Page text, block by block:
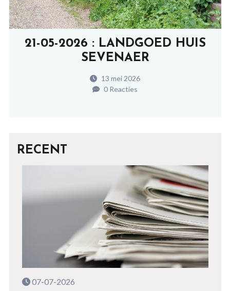
21-05-2026 : LANDGOED HUIS
SEVENAER
13 mei 2026
0 Reacties
RECENT
07-07-2026